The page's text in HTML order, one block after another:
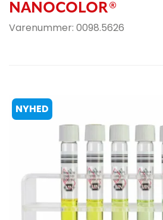
NANOCOLOR®
Varenummer: 0098.5626
NYHED